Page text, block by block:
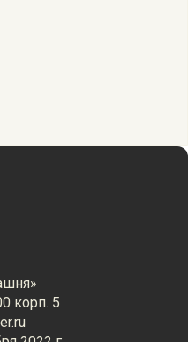
корп. 5